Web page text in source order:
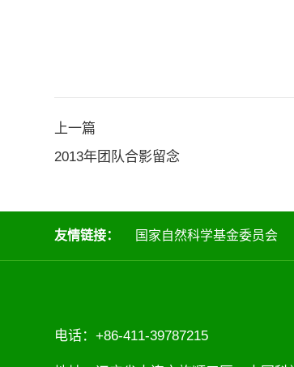
上一篇
2013年团队合影留念
友情链接： 国家自然科学基金委员会
电话：+86-411-39787215